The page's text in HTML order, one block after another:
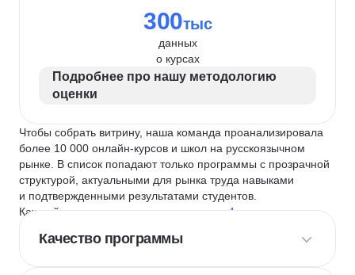
300тыс
данных
о курсах
Подробнее про нашу методологию
оценки
Чтобы собрать витрину, наша команда проанализировала
более 10 000 онлайн-курсов и школ на русскоязычном
рынке. В список попадают только программы с прозрачной
структурой, актуальными для рынка труда навыками
и подтвержденными результатами студентов.
Каждый курс и школу мы оцениваем по
4 критериям
Качество программы